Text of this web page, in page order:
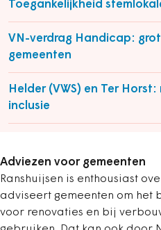
Toegankelijkheid
VN-verdrag Handicap:
gemeenten
Helder (VWS) en Ter
inclusie
Adviezen voor gemeenten
Ranshuijsen is enthousiast
adviseert gemeenten om het
voor renovaties en bij